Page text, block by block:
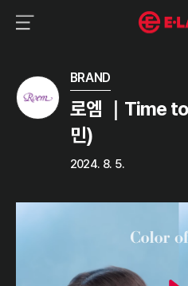
BRAND
로엠 ｜Time
민)
2024. 8. 5.